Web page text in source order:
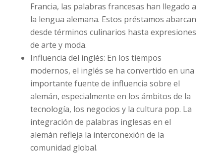
Francia, las palabras francesas han llegado a
la lengua alemana. Estos préstamos abarcan
desde términos culinarios hasta expresiones
de arte y moda.
Influencia del inglés: En los tiempos
modernos, el inglés se ha convertido en una
importante fuente de influencia sobre el
alemán, especialmente en los ámbitos de la
tecnología, los negocios y la cultura pop. La
integración de palabras inglesas en el
alemán refleja la interconexión de la
comunidad global.